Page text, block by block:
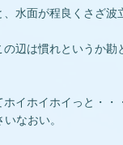
水面が程良くさざ
辺は慣れというか
イホイホイっと・
なおい。